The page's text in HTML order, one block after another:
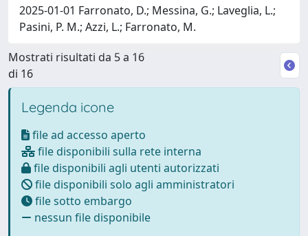
2025-01-01 Farronato, D.; Messina, G.; Laveglia, L.;
Pasini, P. M.; Azzi, L.; Farronato, M.
Mostrati risultati da 5 a 16
di 16
Legenda icone
file ad accesso aperto
file disponibili sulla rete interna
file disponibili agli utenti autorizzati
file disponibili solo agli amministratori
file sotto embargo
nessun file disponibile